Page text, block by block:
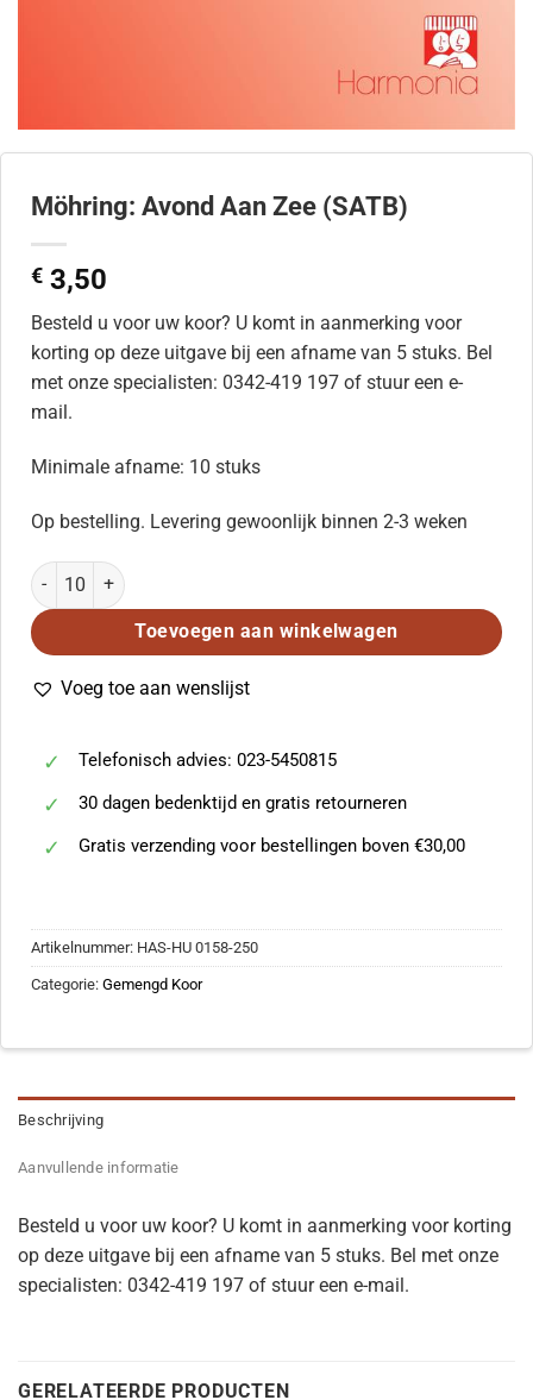
Möhring: Avond Aan Zee (SATB)
€ 3,50
Besteld u voor uw koor? U komt in aanmerking voor
korting op deze uitgave bij een afname van 5 stuks. Bel
met onze specialisten: 0342-419 197 of stuur een e-
mail.
Minimale afname: 10 stuks
Op bestelling. Levering gewoonlijk binnen 2-3 weken
Möhring: Avond Aan Zee (SATB) aantal
Toevoegen aan winkelwagen
Voeg toe aan wenslijst
Telefonisch advies: 023-5450815
30 dagen bedenktijd en gratis retourneren
Gratis verzending voor bestellingen boven €30,00
Artikelnummer: HAS-HU 0158-250
Categorie: Gemengd Koor
Beschrijving
Aanvullende informatie
Besteld u voor uw koor? U komt in aanmerking voor korting
op deze uitgave bij een afname van 5 stuks. Bel met onze
specialisten: 0342-419 197 of stuur een e-mail.
GERELATEERDE PRODUCTEN